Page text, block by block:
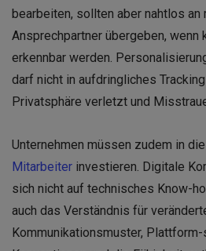
bearbeiten, sollten aber nahtlos an
Ansprechpartner übergeben,
erkennbar werden.
darf nicht in aufdringliches
Privatsphäre verletzt und
Unternehmen müssen zudem in
Mitarbeiter investieren. Digitale
sich nicht auf technisches Know-
auch das Verständnis für
Kommunikationsmuster,